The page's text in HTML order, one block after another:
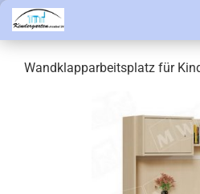
Wandklapparbeitsplatz für